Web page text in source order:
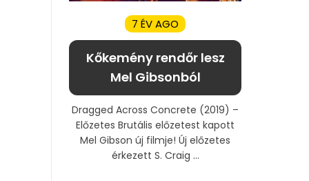
7 ÉV AGO
Kőkemény rendőr lesz
Mel Gibsonból
Dragged Across Concrete (2019) –
Előzetes Brutális előzetest kapott
Mel Gibson új filmje! Új előzetes
érkezett S. Craig ...